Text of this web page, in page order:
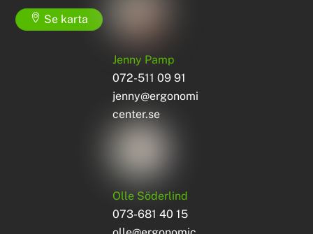
Se karta
Jenny Pamp
072-511 09 91
jenny@ergonomi
center.se
Olle Söderlind
073-681 40 15